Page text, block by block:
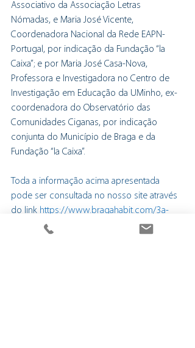
Associativo da Associação Letras
Nómadas, e Maria José Vicente,
Coordenadora Nacional da Rede EAPN-
Portugal, por indicação da Fundação “la
Caixa”; e por Maria José Casa-Nova,
Professora e Investigadora no Centro de
Investigação em Educação da UMinho, ex-
coordenadora do Observatório das
Comunidades Ciganas, por indicação
conjunta do Município de Braga e da
Fundação “la Caixa”.
Toda a informação acima apresentada
pode ser consultada no nosso site através
do link https://www.bragahabit.com/3a-
edicao-programa-isa-braga